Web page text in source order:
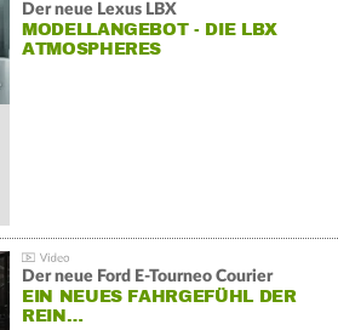
Der neue Lexus LBX
MODELLANGEBOT - DIE LBX
ATMOSPHERES
Der neue Ford E-Tourneo Courier
EIN NEUES FAHRGEFÜHL DER
REIN…